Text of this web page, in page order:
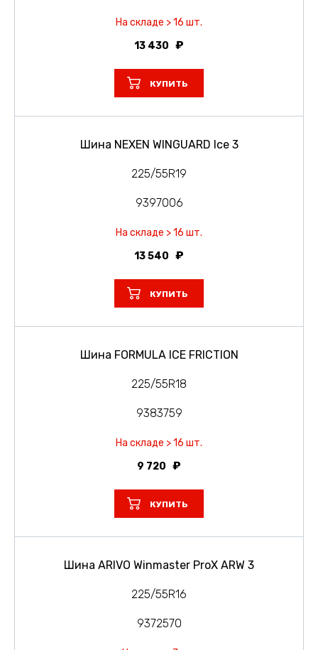
На складе > 16 шт.
13 430
КУПИТЬ
Шина NEXEN WINGUARD Ice 3
225/55R19
9397006
На складе > 16 шт.
13 540
КУПИТЬ
Шина FORMULA ICE FRICTION
225/55R18
9383759
На складе > 16 шт.
9 720
КУПИТЬ
Шина ARIVO Winmaster ProX ARW 3
225/55R16
9372570